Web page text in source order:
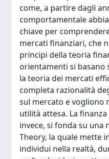
come, a partire dagli
comportamentale
chiave per
mercati finanziari, che
principi della teoria
orientamenti si basano
la teoria dei mercati
completa razionalità
sul mercato e vogliono
utilità attesa. La
invece, si fonda su una
Theory, la quale mette
individui nella realtà,